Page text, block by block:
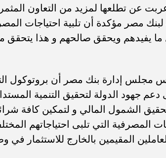
عن تطلعها لمزيد من التعاون
مصر مؤكدة أن تلبية احتياجات
ما يفيدهم ويحقق صالحهم و هذا يتحقق
مجلس إدارة بنك مصر أن بروتوكول
جهود الدولة لتحقيق التنمية
تحقيق الشمول المالي و لتمكين كافة
المصرفية التي تلبى احتياجاتهم
المقيمين بالخارج للاستثمار في